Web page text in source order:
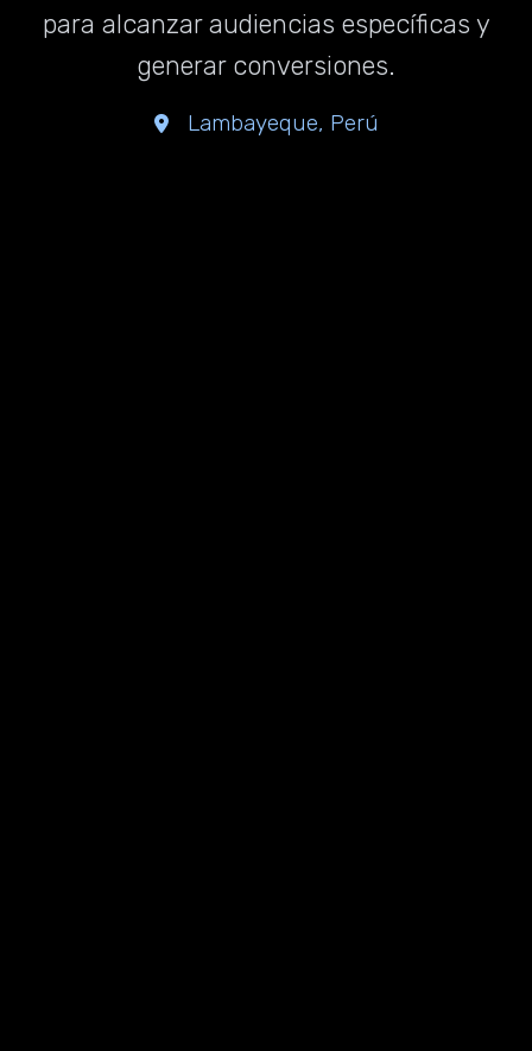
para alcanzar audiencias específicas y
generar conversiones.
Lambayeque, Perú